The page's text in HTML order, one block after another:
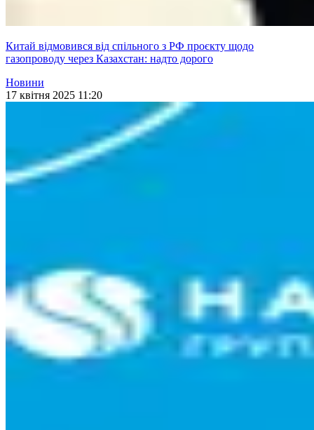
Китай відмовився від спільного з РФ проєкту щодо
газопроводу через Казахстан: надто дорого
Новини
17 квітня 2025 11:20